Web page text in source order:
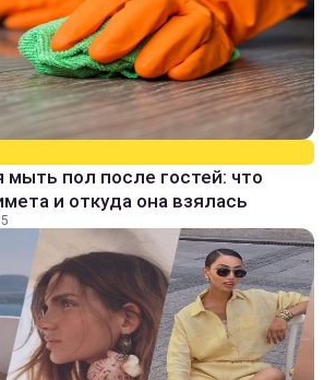
мыть пол после гостей: что
и откуда она взялась